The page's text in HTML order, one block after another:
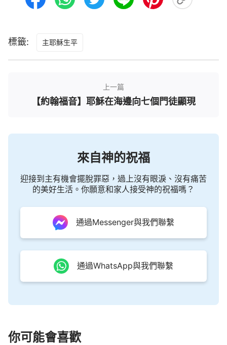
標籤: 主耶穌生平
上一篇
【約翰福音】耶穌在海邊向七個門徒顯現
來自神的祝福
迎接到主有機會擺脫罪惡，過上沒有眼淚、沒有痛苦
的美好生活。你願意和家人接受神的祝福嗎？
通過Messenger與我們聯繫
通過WhatsApp與我們聯繫
你可能會喜歡